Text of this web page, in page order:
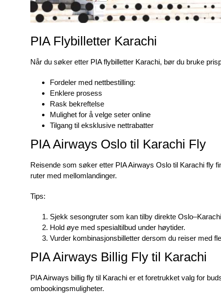
PIA Flybilletter Karachi
Når du søker etter PIA flybilletter Karachi, bør du bruke
Fordeler med nettbestilling:
Enklere prosess
Rask bekreftelse
Mulighet for å velge seter online
Tilgang til eksklusive nettrabatter
PIA Airways Oslo til Karachi Fly
Reisende som søker etter PIA Airways Oslo til Karachi fly
ruter med mellomlandinger.
Tips:
Sjekk sesongruter som kan tilby direkte
Hold øye med spesialtilbud under høytider.
Vurder kombinasjonsbilletter dersom du reiser med
PIA Airways Billig Fly til Karachi
PIA Airways billig fly til Karachi er et foretrukket valg for
ombookingsmuligheter.